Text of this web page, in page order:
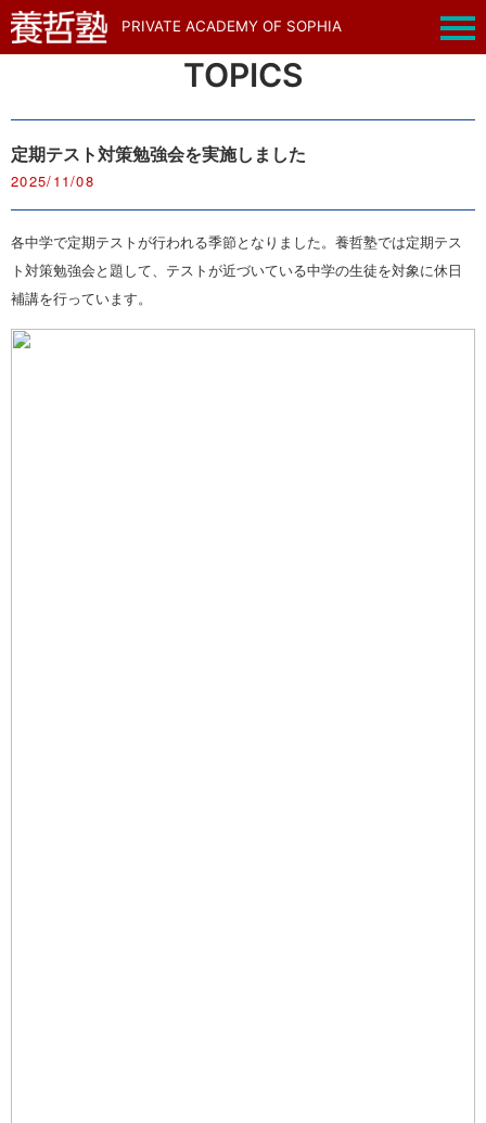
PRIVATE ACADEMY OF SOPHIA
TOPICS
定期テスト対策勉強会を実施しました
2025/11/08
各中学で定期テストが行われる季節となりました。養哲塾では定期テス
ト対策勉強会と題して、テストが近づいている中学の生徒を対象に休日
補講を行っています。